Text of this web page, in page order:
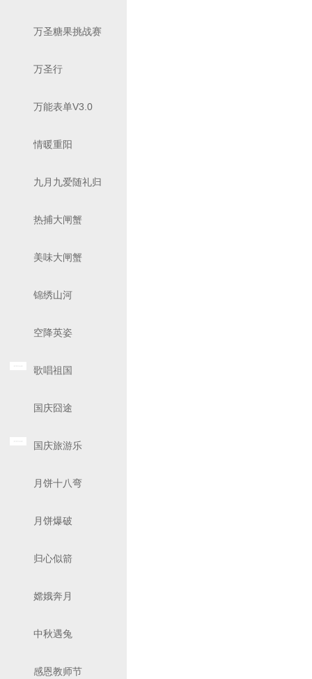
万圣糖果挑战赛
万圣行
万能表单V3.0
情暖重阳
九月九爱随礼归
热捕大闸蟹
美味大闸蟹
锦绣山河
空降英姿
歌唱祖国
国庆囧途
国庆旅游乐
月饼十八弯
月饼爆破
归心似箭
嫦娥奔月
中秋遇兔
感恩教师节